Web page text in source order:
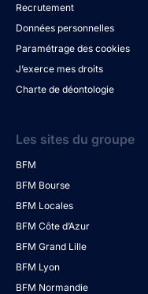
Recrutement
Données personnelles
Paramétrage des cookies
J’exerce mes droits
Charte de déontologie
Les sites du groupe
BFM
BFM Bourse
BFM Locales
BFM Côte d’Azur
BFM Grand Lille
BFM Lyon
BFM Normandie